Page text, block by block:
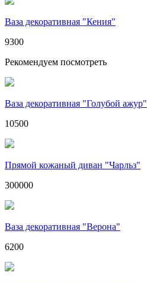
Ваза декоративная "Кения"
9300
Рекомендуем посмотреть
Ваза декоративная "Голубой ажур"
10500
Прямой кожаный диван "Чарльз"
300000
Ваза декоративная "Верона"
6200